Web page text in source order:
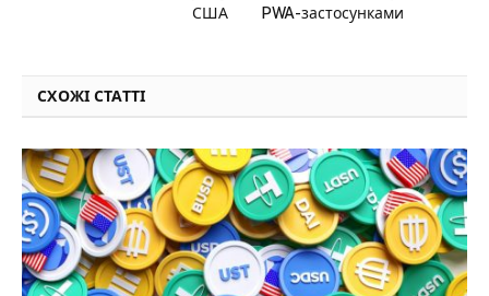
США
PWA-застосунками
СХОЖІ СТАТТІ